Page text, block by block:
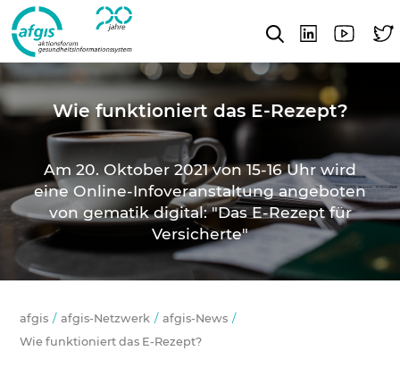
Wie funktioniert das E-Rezept?
Am 20. Oktober 2021 von 15-16 Uhr wird
eine Online-Infoveranstaltung angeboten
vongematik digital: "Das E-Rezept für
Versicherte"
afgis afgis-Netzwerk
afgis-News
Wie funktioniert das E-Rezept?